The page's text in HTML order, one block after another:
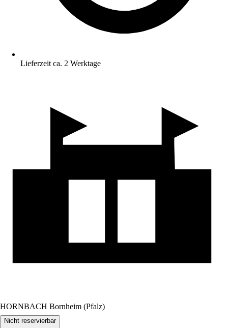
Lieferzeit ca. 2 Werktage
HORNBACH Bornheim (Pfalz)
Nicht reservierbar